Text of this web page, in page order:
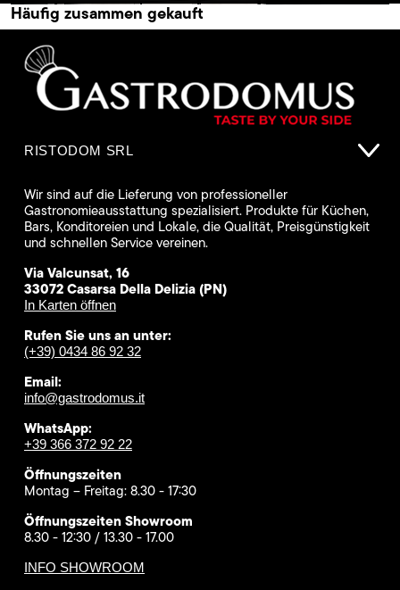
Häufig zusammen gekauft
RISTODOM SRL
Wir sind auf die Lieferung von professioneller
Gastronomieausstattung spezialisiert. Produkte für Küchen,
Bars, Konditoreien und Lokale, die Qualität, Preisgünstigkeit
und schnellen Service vereinen.
Via Valcunsat, 16
33072 Casarsa Della Delizia (PN)
In Karten öffnen
Rufen Sie uns an unter:
(+39) 0434 86 92 32
Email:
info@gastrodomus.it
WhatsApp:
+39 366 372 92 22
Öffnungszeiten
Montag – Freitag: 8.30 - 17:30
Öffnungszeiten Showroom
8.30 - 12:30 / 13.30 - 17.00
INFO SHOWROOM